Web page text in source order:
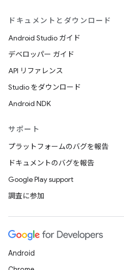
ドキュメントとダウンロード
Android Studio ガイド
デベロッパー ガイド
API リファレンス
Studio をダウンロード
Android NDK
サポート
プラットフォームのバグを報告
ドキュメントのバグを報告
Google Play support
調査に参加
Android